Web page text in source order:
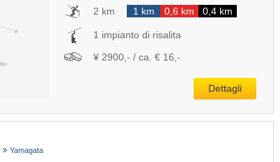
2 km
1 km 0,6 km 0,4 km
1 impianto di risalita
¥ 2900,- / ca. € 16,-
Dettagli
Yamagata